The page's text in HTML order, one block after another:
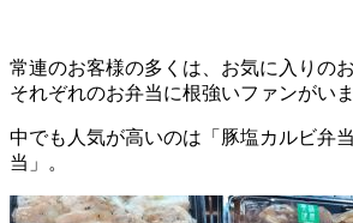
常連のお客様の多くは、お気に入りの
それぞれのお弁当に根強いファンがいま
中でも人気が高いのは「豚塩カルビ弁
当」。